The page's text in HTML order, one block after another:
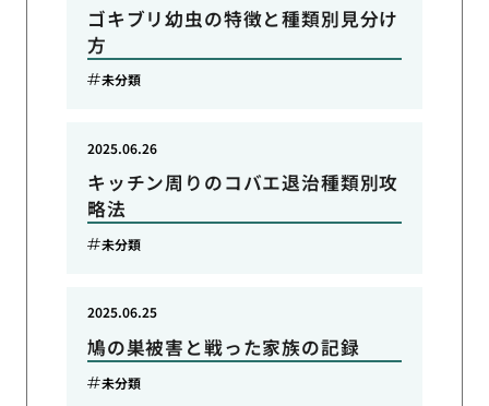
ゴキブリ幼虫の特徴と種類別見分け
方
未分類
キッチン周りのコバエ退治種類別攻
略法
2025.06.26
未分類
鳩の巣被害と戦った家族の記録
2025.06.25
未分類